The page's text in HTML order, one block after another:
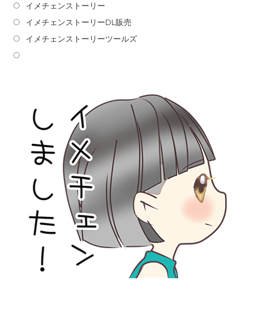
イメチェンストーリー
イメチェンストーリーDL販売
イメチェンストーリーツールズ